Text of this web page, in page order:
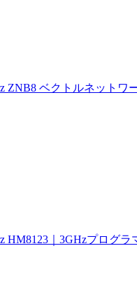
ZNB8 ベクトルネットワ
HM8123｜3GHzプログラ